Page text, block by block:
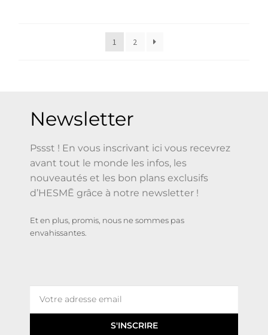
1 2
Newsletter
Pssst ! En vous inscrivant ici vous recevrez
avant tout le monde les infos, les
nouveautés et les bon plans exclusifs
d’HESMĒ grâce à notre newsletter !
Et en plus, promis, nous ne sommes pas
envahissantes.
S'INSCRIRE